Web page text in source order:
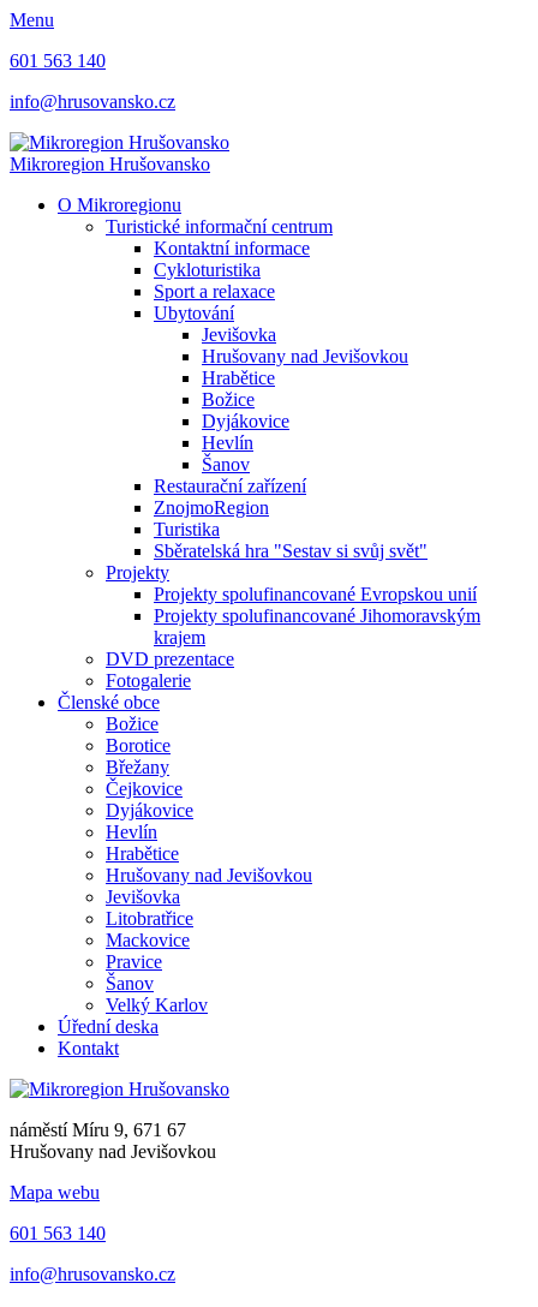
Menu
601 563 140
info@hrusovansko.cz
Mikroregion Hrušovansko
O Mikroregionu
Turistické informační centrum
Kontaktní informace
Cykloturistika
Sport a relaxace
Ubytování
Jevišovka
Hrušovany nad Jevišovkou
Hrabětice
Božice
Dyjákovice
Hevlín
Šanov
Restaurační zařízení
ZnojmoRegion
Turistika
Sběratelská hra "Sestav si svůj svět"
Projekty
Projekty spolufinancované Evropskou unií
Projekty spolufinancované Jihomoravským
krajem
DVD prezentace
Fotogalerie
Členské obce
Božice
Borotice
Břežany
Čejkovice
Dyjákovice
Hevlín
Hrabětice
Hrušovany nad Jevišovkou
Jevišovka
Litobratřice
Mackovice
Pravice
Šanov
Velký Karlov
Úřední deska
Kontakt
náměstí Míru 9, 671 67
Hrušovany nad Jevišovkou
Mapa webu
601 563 140
info@hrusovansko.cz